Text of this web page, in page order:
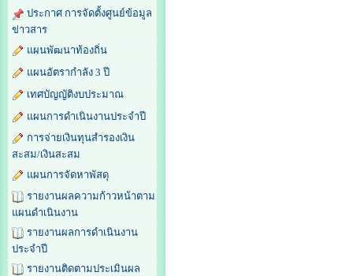
ประกาศ การจัดตั้งศูนย์ข้อมูล
ข่าวสาร
แผนพัฒนาท้องถิ่น
แผนอัตรากำลัง 3 ปี
เทศบัญญัติงบประมาณ
แผนการดำเนินงานประจำปี
การจ่ายเงินทุนสำรองเงิน
สะสม/เงินสะสม
แผนการจัดหาพัสดุ
รายงานผลความก้าวหน้าตาม
แผนดำเนินงาน
รายงานผลการดำเนินงาน
ประจำปี
รายงานติดตามประเมินผล